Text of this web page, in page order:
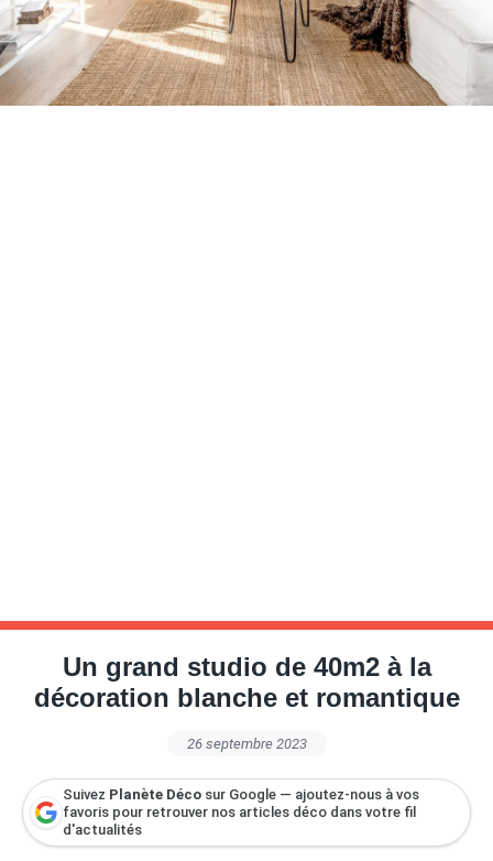
Maison Container/container House
Maison D'hôtes
Maison Et Appartement Vintage
On Décode La Déco
Petite Surface
Piscine Question De Style
Renovation
Revue De Week End
Tiny House
Un grand studio de 40m2 à la
décoration blanche et romantique
26 septembre 2023
Suivez Planète Déco sur Google — ajoutez-nous à vos
favoris pour retrouver nos articles déco dans votre fil
d'actualités